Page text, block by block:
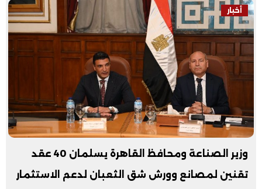
أخبار
وزير الصناعة ومحافظ القاهرة يسلمان 40 عقد
تقنين لمصانع وورش شق الثعبان لدعم الاستثمار